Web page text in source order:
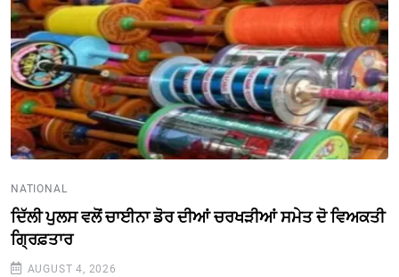
NATIONAL
ਦਿੱਲੀ ਪੁਲਸ ਵਲੋਂ ਚਾਈਨਾ ਡੋਰ ਦੀਆਂ ਚਰਖੜੀਆਂ ਸਮੇਤ ਦੋ ਵਿਅਕਤੀ
ਗ੍ਰਿਫ਼ਤਾਰ
AUGUST 4, 2026